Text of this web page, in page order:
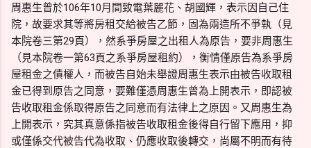
周惠生曾於106年10月間致電葉麗花、胡國輝，表示因自己住
院，故要求其等將房租交給被告乙節，固為兩造所不爭執（見
本院卷三第29頁），然系爭房屋之出租人為原告，要非周惠生
（見本院卷一第63頁之系爭房屋租約），衡情僅原告為系爭房
屋租金之債權人，而被告自始未舉證周惠生表示由被告收取租
金已得到原告之同意，要難僅憑周惠生曾為上開表示，即認被
告收取租金係取得原告之同意而有法律上之原因。又周惠生為
上開表示，究其真意係指被告收取租金後得自行留下應用，抑
或僅係交代被告代為收取、仍應收取後轉交，尚屬不明而有待